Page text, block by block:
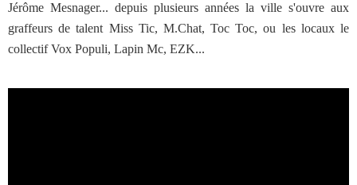
Jérôme Mesnager... depuis plusieurs années la ville s'ouvre aux
graffeurs de talent Miss Tic, M.Chat, Toc Toc, ou les locaux le
collectif Vox Populi, Lapin Mc, EZK...